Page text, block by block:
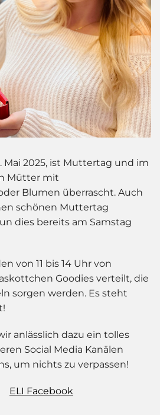
Mai 2025, ist Muttertag und im
Mütter mit
Blumen überrascht. Auch
schönen Muttertag
dies bereits am Samstag
von 11 bis 14 Uhr von
Goodies verteilt, die
sorgen werden. Es steht
anlässlich dazu ein tolles
Social Media Kanälen
um nichts zu verpassen!
ELI Facebook